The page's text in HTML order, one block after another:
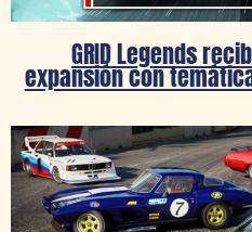
GRID Legends
expansión con